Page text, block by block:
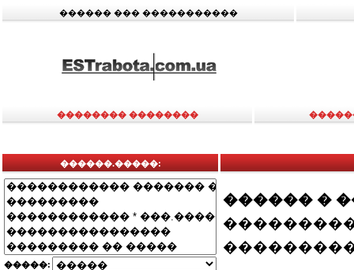
������ ��� �����������
�������� ��������
������.�����:
�����:
������ �